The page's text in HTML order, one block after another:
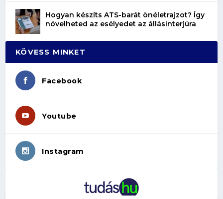
Hogyan készíts ATS-barát önéletrajzot? Így
növelheted az esélyedet az állásinterjúra
KÖVESS MINKET
Facebook
Youtube
Instagram